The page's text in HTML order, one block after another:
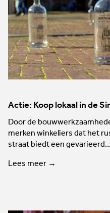
Actie: Koop lokaal in de
Door de
merken winkeliers dat het
straat biedt een
Lees meer →